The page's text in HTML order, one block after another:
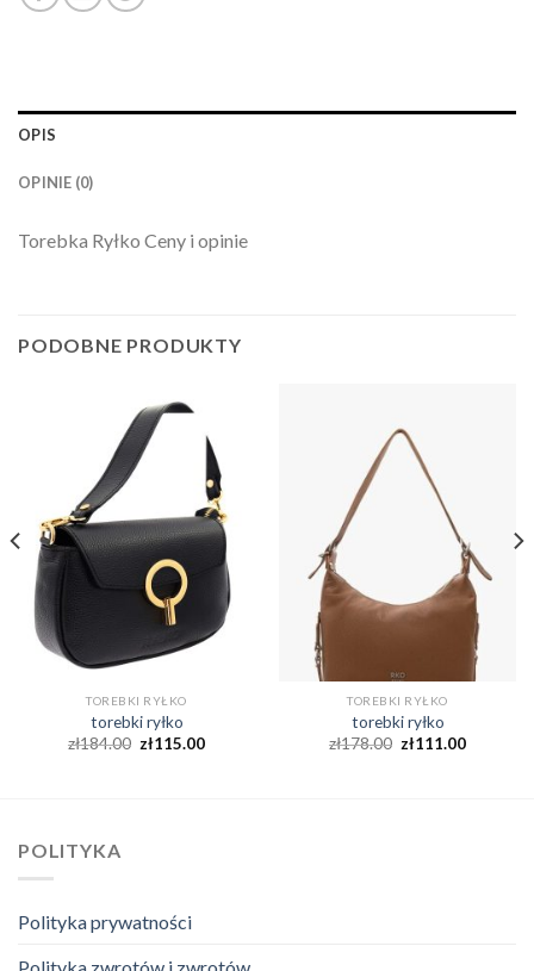
OPIS
OPINIE (0)
Torebka Ryłko Ceny i opinie
PODOBNE PRODUKTY
TOREBKI RYŁKO
torebki ryłko
zł184.00 zł115.00
TOREBKI RYŁKO
torebki ryłko
zł178.00 zł111.00
POLITYKA
Polityka prywatności